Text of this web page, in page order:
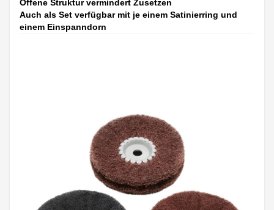
Offene Struktur vermindert Zusetzen
Auch als Set verfügbar mit je einem Satinierring und
einem Einspanndorn